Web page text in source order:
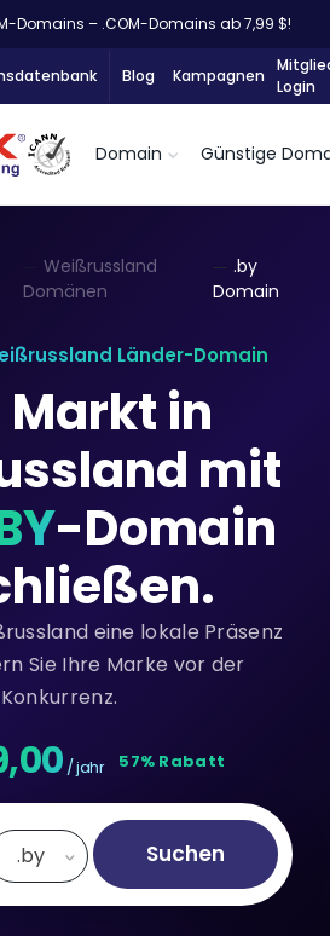
Domains – .COM-Domains ab 7,99 $!
Blog Kampagnen
Login
Domain Günstige
Weißrussland
Domänen
.by
Domain
Länder-Domain
Markt in
mit
-Domain
eine lokale Präsenz
Sie Ihre Marke vor der
Konkurrenz.
/ jahr 57% Rabatt
.by Suchen